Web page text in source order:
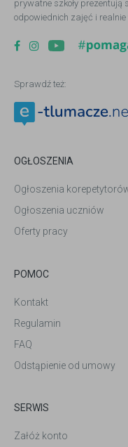
prywatne szkoły prezentują
odpowiednich zajęć i
Sprawdź też:
OGŁOSZENIA
Ogłoszenia
Ogłoszenia uczniów
Oferty pracy
POMOC
Kontakt
Regulamin
FAQ
Odstąpienie od umowy
SERWIS
Załóż konto